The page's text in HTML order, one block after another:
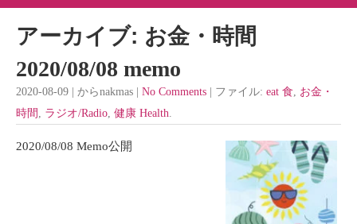
アーカイブ: お金・時間
2020/08/08 memo
2020-08-09 | からnakmas | No Comments | ファイル: eat 食, お金・
時間 , ラジオ/Radio, 健康 Health.
2020/08/08 Memo公開